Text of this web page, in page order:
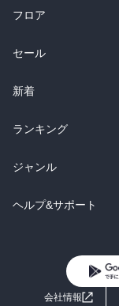
フロア
総合
ラノベ
雑誌・グラビア
BL・TL
セール
総合
ラノベ
雑誌・グラビア
BL・TL
新着
総合
ラノベ
雑誌・グラビア
ランキング
総合
ラノベ
ジャンル
コミック
ライトノベル
ヘルプ&サポート
よくあるご質問
会社情報